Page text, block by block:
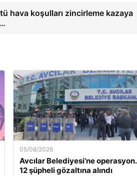
hava koşulları zincirleme kazaya
05/08/2026
Avcılar Belediyesi’ne operasyon.
12 şüpheli gözaltına alındı